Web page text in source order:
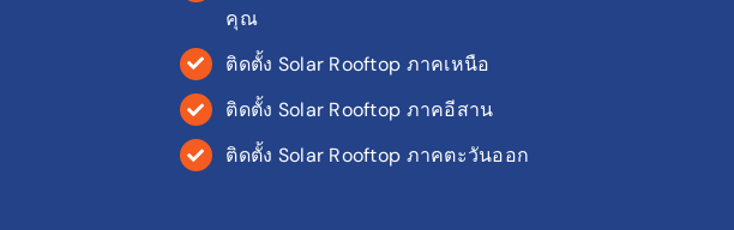
คุณ
ติดตั้ง Solar Rooftop ภาคเหนือ
ติดตั้ง Solar Rooftop ภาคอีสาน
ติดตั้ง Solar Rooftop ภาคตะวันออก